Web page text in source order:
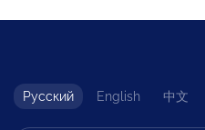
Русский English 中文